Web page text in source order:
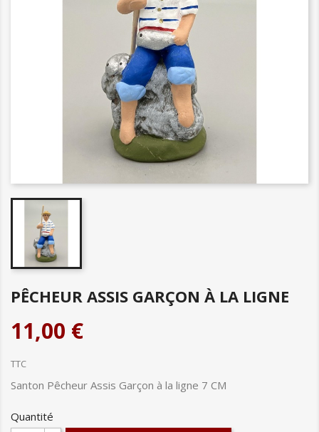
PÊCHEUR ASSIS GARÇON À LA LIGNE
11,00 €
TTC
Santon Pêcheur Assis Garçon à la ligne 7 CM
Quantité